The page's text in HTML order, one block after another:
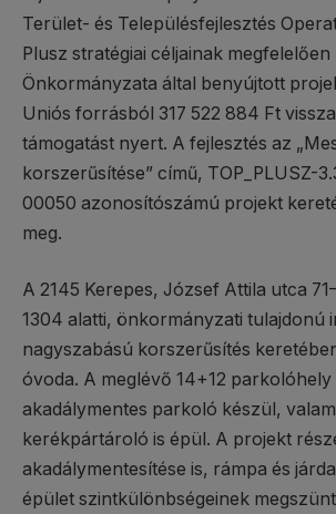
Terület- és Településfejlesztés
Plusz stratégiai céljainak megfelelően
Önkormányzata által benyújtott
Uniós forrásból 317 522 884 Ft
támogatást nyert. A fejlesztés az
korszerűsítése” című, TOP_PLUSZ-
00050 azonosítószámú projekt
meg.
A 2145 Kerepes, József Attila utca
1304 alatti, önkormányzati tulajdonú
nagyszabású korszerűsítés
óvoda. A meglévő 14+12 parkolóhely
akadálymentes parkoló készül,
kerékpártároló is épül. A projekt
akadálymentesítése is, rámpa és
épület szintkülönbségeinek